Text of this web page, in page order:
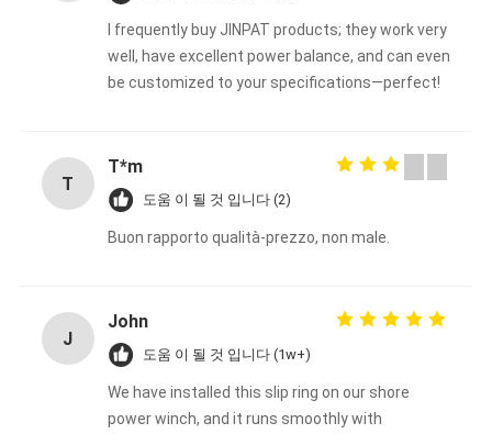
I frequently buy JINPAT products; they work very
well, have excellent power balance, and can even
be customized to your specifications—perfect!
T
T*m
도움 이 될 것 입니다 (2)
Buon rapporto qualità-prezzo, non male.
J
John
도움 이 될 것 입니다 (1w+)
We have installed this slip ring on our shore
power winch, and it runs smoothly with